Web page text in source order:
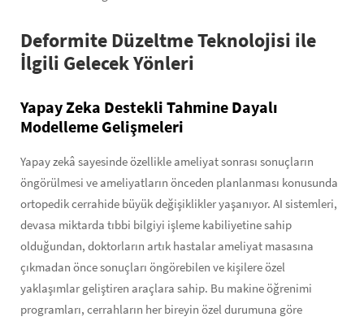
Deformite Düzeltme Teknolojisi ile
İlgili Gelecek Yönleri
Yapay Zeka Destekli Tahmine Dayalı
Modelleme Gelişmeleri
Yapay zekâ sayesinde özellikle ameliyat sonrası sonuçların
öngörülmesi ve ameliyatların önceden planlanması konusunda
ortopedik cerrahide büyük değişiklikler yaşanıyor. AI sistemleri,
devasa miktarda tıbbi bilgiyi işleme kabiliyetine sahip
olduğundan, doktorların artık hastalar ameliyat masasına
çıkmadan önce sonuçları öngörebilen ve kişilere özel
yaklaşımlar geliştiren araçlara sahip. Bu makine öğrenimi
programları, cerrahların her bireyin özel durumuna göre